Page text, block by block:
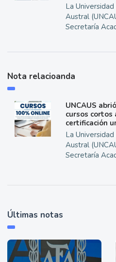
La
Austral
Secretaría
Nota relacioanda
UNCAUS
cursos cortos
certificación
La
Austral
Secretaría
Últimas notas